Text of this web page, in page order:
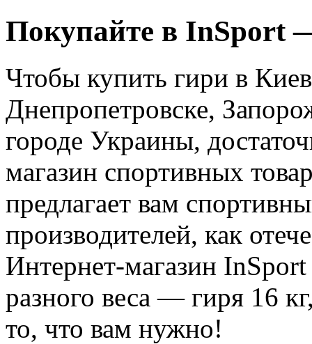
Покупайте в InSport
Чтобы купить гири в
Днепропетровске,
городе Украины,
магазин спортивных
предлагает вам
производителей, как
Интернет-магазин
разного веса — гиря 16
то, что вам нужно!